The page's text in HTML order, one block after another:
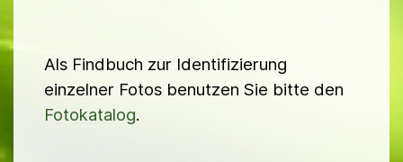
Als Findbuch zur Identifizierung
einzelner Fotos benutzen Sie bitte den
Fotokatalog.